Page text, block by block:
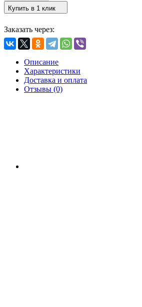
Купить в 1 клик
Заказать через:
Описание
Характеристики
Доставка и оплата
Отзывы (0)